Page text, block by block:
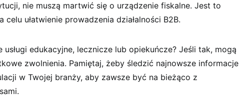
nie muszą martwić się o urządzenie fiskalne. Jest to
celu ułatwienie prowadzenia działalności B2B.
edukacyjne, lecznicze lub opiekuńcze? Jeśli tak, mogą
zwolnienia. Pamiętaj, żeby śledzić najnowsze informacje
w Twojej branży, aby zawsze być na bieżąco z